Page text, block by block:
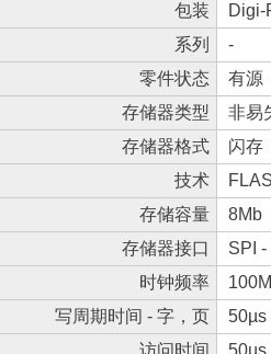
包装
Digi-
系列
-
零件状态
有源
存储器类型
非易
存储器格式
闪存
技术
存储容量
8Mb
存储器接口
SPI -
时钟频率
写周期时间 - 字，页
50µs
访问时间
50µs